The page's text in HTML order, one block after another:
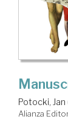
Potocki, Jan
Alianza